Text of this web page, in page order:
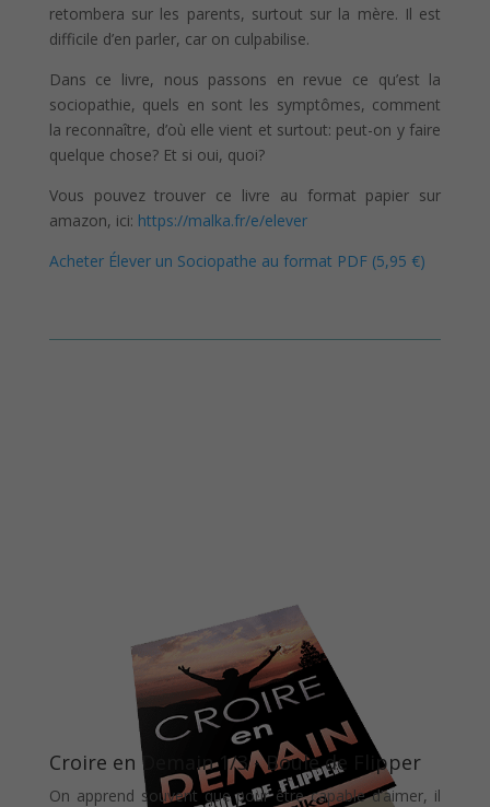
retombera sur les parents, surtout sur la mère. Il est
difficile d’en parler, car on culpabilise.
Dans ce livre, nous passons en revue ce qu’est la
sociopathie, quels en sont les symptômes, comment
la reconnaître, d’où elle vient et surtout: peut-on y faire
quelque chose? Et si oui, quoi?
Vous pouvez trouver ce livre au format papier sur
amazon, ici: https://malka.fr/e/elever
Acheter Élever un Sociopathe au format PDF (5,95 €)
Croire en Demain 1/3 - Boule de Flipper
On apprend souvent que pour être capable d’aimer, il